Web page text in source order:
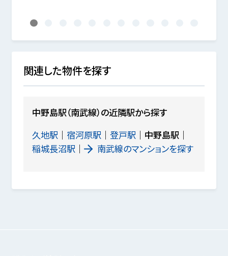
1
関連した物件を探す
中野島駅（南武線）の近隣駅から探す
久地駅
宿河原駅 登戸駅
中野島駅
稲城長沼駅
南武線のマンションを探す